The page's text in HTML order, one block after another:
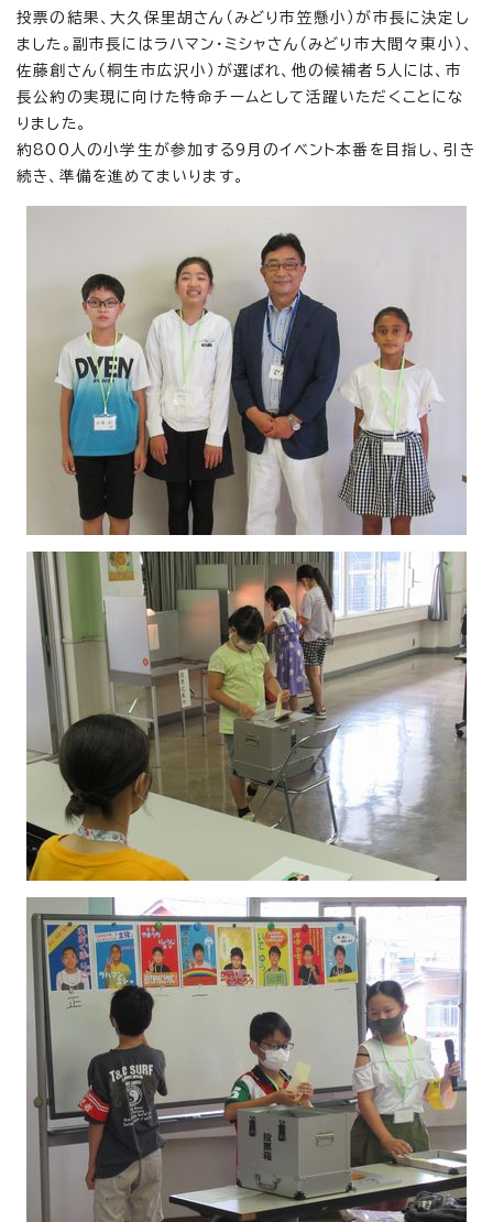
投票の結果、大久保里胡さん（みどり市笠懸小）が市長に決定し
ました。副市長にはラハマン・ミシャさん（みどり市大間々東小）、
佐藤創さん（桐生市広沢小）が選ばれ、他の候補者5人には、市
長公約の実現に向けた特命チームとして活躍いただくことにな
りました。
約800人の小学生が参加する9月のイベント本番を目指し、引き
続き、準備を進めてまいります。